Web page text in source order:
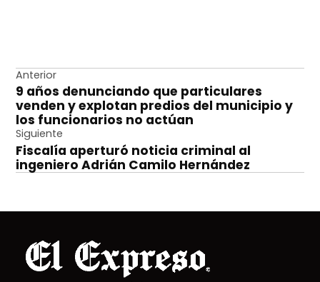
Navegación
de
entradas
Anterior
9 años denunciando que particulares
venden y explotan predios del municipio y
los funcionarios no actúan
Siguiente
Fiscalía aperturó noticia criminal al
ingeniero Adrián Camilo Hernández